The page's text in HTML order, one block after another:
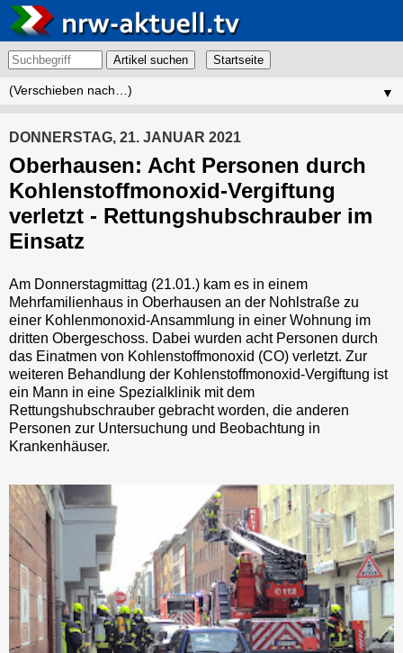
Artikel suchen
▼
DONNERSTAG, 21. JANUAR 2021
Oberhausen: Acht Personen durch
Kohlenstoffmonoxid-Vergiftung
verletzt - Rettungshubschrauber im
Einsatz
Am Donnerstagmittag (21.01.) kam es in einem
Mehrfamilienhaus in Oberhausen an der Nohlstraße zu
einer Kohlenmonoxid-Ansammlung in einer Wohnung im
dritten Obergeschoss. Dabei wurden acht Personen durch
das Einatmen von Kohlenstoffmonoxid (CO) verletzt. Zur
weiteren Behandlung der Kohlenstoffmonoxid-Vergiftung ist
ein Mann in eine Spezialklinik mit dem
Rettungshubschrauber gebracht worden, die anderen
Personen zur Untersuchung und Beobachtung in
Krankenhäuser.